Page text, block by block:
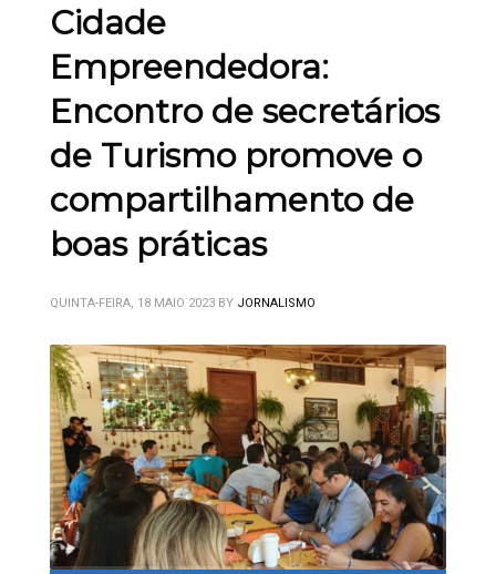
Cidade
Empreendedora:
Encontro de secretários
de Turismo promove o
compartilhamento de
boas práticas
QUINTA-FEIRA, 18 MAIO 2023 BY JORNALISMO